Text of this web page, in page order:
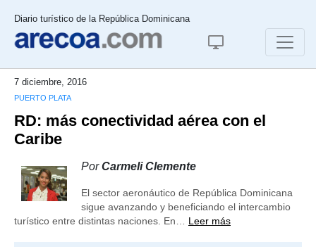
Diario turístico de la República Dominicana
7 diciembre, 2016
PUERTO PLATA
RD: más conectividad aérea con el
Caribe
PorCarmeli Clemente
El sector aeronáutico de República Dominicana
sigue avanzando y beneficiando el intercambio
turístico entre distintas naciones. En… Leer más